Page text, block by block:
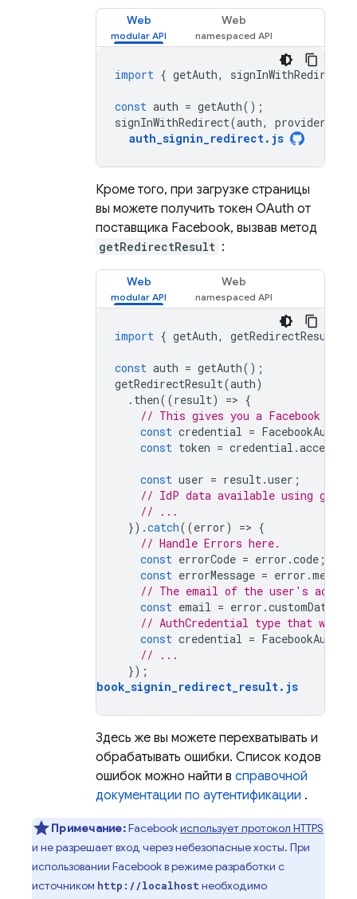
Web Web
import { getAuth, signInWithRedirect
const auth = getAuth();
signInWithRedirect(auth, provider
auth_signin_redirect. js
Кроме того, при загрузке страницы
вы можете получить токен OAuth от
поставщика Facebook, вызвав метод
getRedirectResult :
Web Web
import { getAuth, getRedirectResult
const auth = getAuth();
getRedirectResult(auth)
. then((result) => {
// This gives you a Facebook
const credential =
const token = credential .
const user = result.user ;
// IdP data available using
// ...
}).catch((error) => {
// Handle Errors here.
const errorCode = error .code ;
const errorMessage = error .message
// The email of the user's
const email = error .customData
// AuthCredential type that was
const credential =
// ...
});
auth_facebook_signin_redirect_result. js
Здесь же вы можете перехватывать и
обрабатывать ошибки. Список кодов
ошибок можно найти в справочной
документации по аутентификации .
Примечание:Facebookиспользует протокол HTTPS
и не разрешает вход через небезопасные хосты. При
использовании Facebook в режиме разработки с
источником http://localhost необходимо